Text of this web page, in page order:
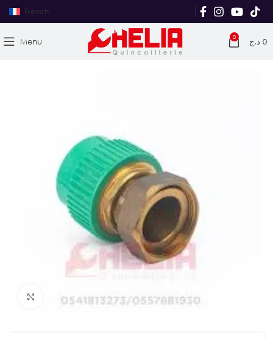
French
Menu 0 0 د.ج
Agrandir